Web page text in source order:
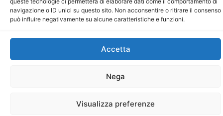
navigazione o ID unici su questo sito. Non acconsentire o ritirare il consenso
può influire negativamente su alcune caratteristiche e funzioni.
Accetta
Nega
Visualizza preferenze